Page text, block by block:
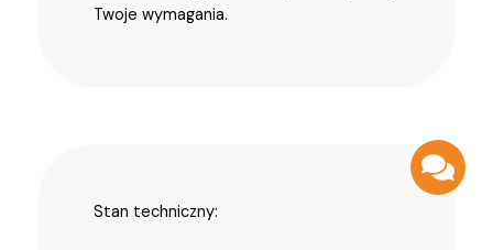
Twoje wymagania.
Stan techniczny: